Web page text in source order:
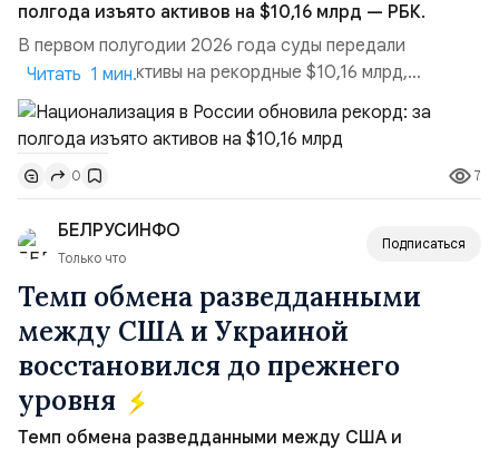
полгода изъято активов на $10,16 млрд — РБК.
В первом полугодии 2026 года суды передали
государству активы на рекордные $10,16 млрд,
подсчитали аналитики AK&M. Это в 2,5 раза больше,
чем за аналогичный период 2025 года ($3,95 млрд).
Всего зафиксировано 15 национализационных
транзакций, которые обеспечили 42,2% денежного
объёма всего российского рынка слияний и
поглощений. Крупнейшей ...
Читать 1 мин.
0 7
БЕЛРУСИНФО
Только что
Подписаться
Темп обмена разведданными
между США и Украиной
восстановился до прежнего
уровня
Темп обмена разведданными между США и